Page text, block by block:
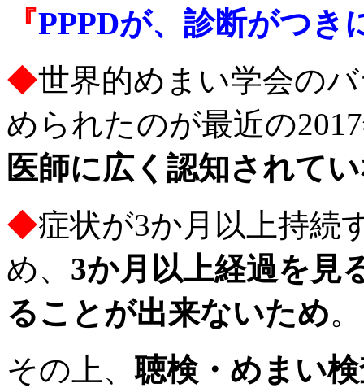
『PPPDが、診断がつき
◆世界的めまい学会の
められたのが最近の
医師に広く認知されて
◆症状が3か月以上持続
め、 3か月以上経過を見
ることが出来ないため。
その上、聴検・めまい